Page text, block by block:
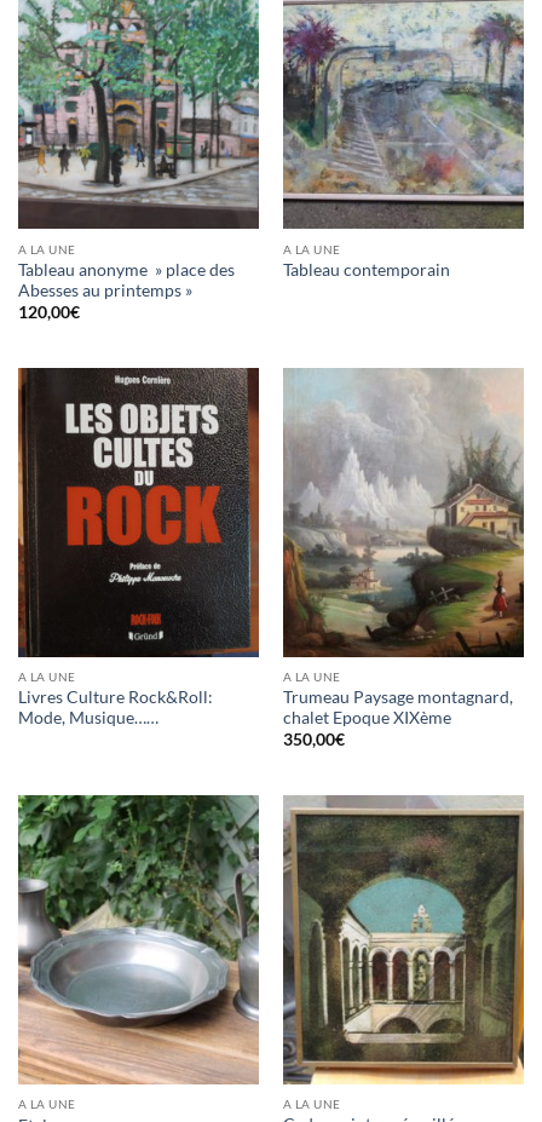
A LA UNE
Tableau anonyme » place des
Abesses au printemps »
120,00€
A LA UNE
Tableau contemporain
A LA UNE
Livres Culture Rock&Roll:
Mode, Musique……
A LA UNE
Trumeau Paysage montagnard,
chalet Epoque XIXème
350,00€
A LA UNE A LA UNE